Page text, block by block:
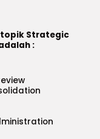
Strategic
: